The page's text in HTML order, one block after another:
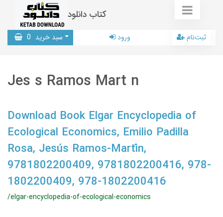
کتاب دانلود
سبد خرید 0 ورود ثبت‌نام
Jes s Ramos Mart n
Download Book Elgar Encyclopedia of
Ecological Economics, Emilio Padilla
Rosa, Jesús Ramos-Martín,
9781802200409, 9781802200416, 978-
1802200409, 978-1802200416
/elgar-encyclopedia-of-ecological-economics